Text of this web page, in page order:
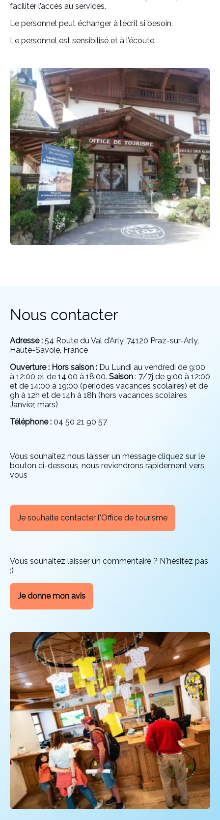
faciliter l’accès au services.
Le personnel peut échanger à l’écrit si besoin.
Le personnel est sensibilisé et à l’écoute.
Nous contacter
Adresse : 54 Route du Val d’Arly, 74120 Praz-sur-Arly,
Haute-Savoie, France
Ouverture : Hors saison : Du Lundi au vendredi de 9:00
à 12:00 et de 14:00 à 18:00. Saison : 7/7j de 9:00 à 12:00
et de 14:00 à 19:00 (périodes vacances scolaires) et de
9h à 12h et de 14h à 18h (hors vacances scolaires
Janvier, mars)
Téléphone : 04 50 21 90 57
Vous souhaitez nous laisser un message cliquez sur le
bouton ci-dessous, nous reviendrons rapidement vers
vous
Je souhaite contacter l'Office de tourisme
Vous souhaitez laisser un commentaire ? N'hésitez pas
;)
Je donne mon avis